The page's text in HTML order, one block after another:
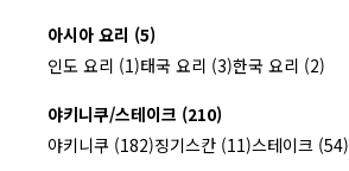
아시아 요리 (5)
인도 요리 (1)태국 요리 (3)한국 요리 (2)
야키니쿠/스테이크 (210)
야키니쿠 (182)징기스칸 (11)스테이크 (54)